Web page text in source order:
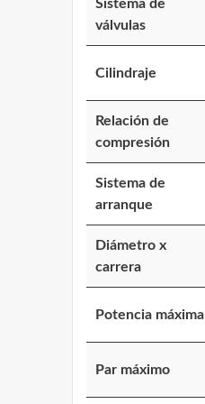
Sistema de
válvulas
Cilindraje
Relación de
compresión
Sistema de
arranque
Diámetro x
carrera
Potencia máxima
Par máximo